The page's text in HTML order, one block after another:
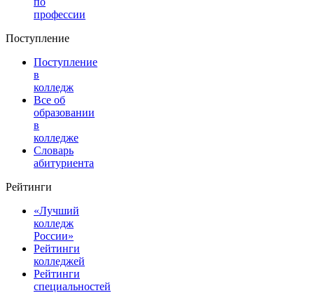
профессии
Поступление
Поступление
в
колледж
Все об
образовании
в
колледже
Словарь
абитуриента
Рейтинги
«Лучший
колледж
России»
Рейтинги
колледжей
Рейтинги
специальностей